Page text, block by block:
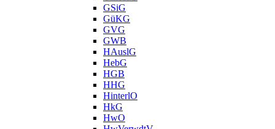
GSiG
GüKG
GVG
GWB
HAuslG
HebG
HGB
HHG
HinterlO
HkG
HwO